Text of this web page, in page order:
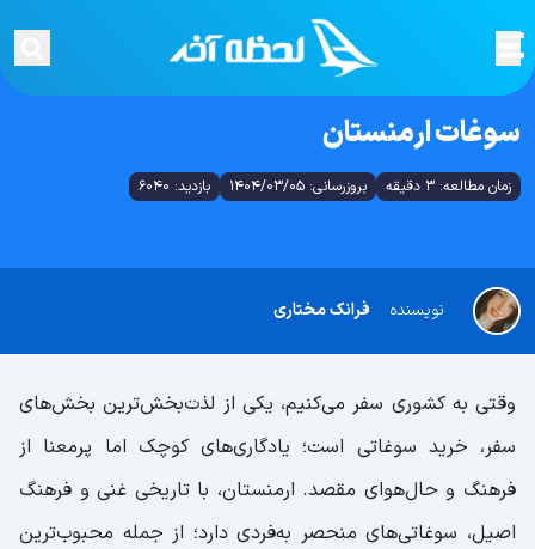
سوغات ارمنستان
زمان مطالعه: 3 دقیقه بروزرسانی: 1404/03/05 بازدید: 6040
فرانک مختاری نویسنده
وقتی به کشوری سفر می‌کنیم، یکی از لذت‌بخش‌ترین بخش‌های
سفر، خرید سوغاتی است؛ یادگاری‌های کوچک اما پر‌معنا از
فرهنگ و حال‌هوای مقصد. ارمنستان، با تاریخی غنی و فرهنگ
اصیل، سوغاتی‌های منحصر به‌فردی دارد؛ از جمله محبوب‌ترین